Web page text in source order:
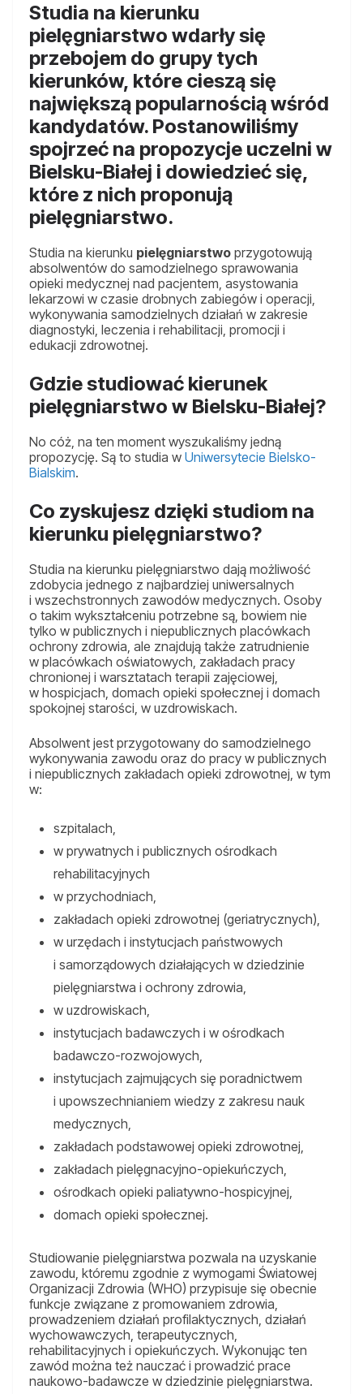
Studia na kierunku
pielęgniarstwo wdarły się
przebojem do grupy tych
kierunków, które cieszą się
największą popularnością wśród
kandydatów. Postanowiliśmy
spojrzeć na propozycje uczelni w
Bielsku-Białej i dowiedzieć się,
które z nich proponują
pielęgniarstwo.
Studia na kierunku pielęgniarstwo przygotowują
absolwentów do samodzielnego sprawowania
opieki medycznej nad pacjentem, asystowania
lekarzowi w czasie drobnych zabiegów i operacji,
wykonywania samodzielnych działań w zakresie
diagnostyki, leczenia i rehabilitacji, promocji i
edukacji zdrowotnej.
Gdzie studiować kierunek
pielęgniarstwo w Bielsku-Białej?
No cóż, na ten moment wyszukaliśmy jedną
propozycję. Są to studia w Uniwersytecie Bielsko-
Bialskim.
Co zyskujesz dzięki studiom na
kierunku pielęgniarstwo?
Studia na kierunku pielęgniarstwo dają możliwość
zdobycia jednego z najbardziej uniwersalnych
i wszechstronnych zawodów medycznych. Osoby
o takim wykształceniu potrzebne są, bowiem nie
tylko w publicznych i niepublicznych placówkach
ochrony zdrowia, ale znajdują także zatrudnienie
w placówkach oświatowych, zakładach pracy
chronionej i warsztatach terapii zajęciowej,
w hospicjach, domach opieki społecznej i domach
spokojnej starości, w uzdrowiskach.
Absolwent jest przygotowany do samodzielnego
wykonywania zawodu oraz do pracy w publicznych
i niepublicznych zakładach opieki zdrowotnej, w tym
w:
szpitalach,
w prywatnych i publicznych ośrodkach
rehabilitacyjnych
w przychodniach,
zakładach opieki zdrowotnej (geriatrycznych),
w urzędach i instytucjach państwowych
i samorządowych działających w dziedzinie
pielęgniarstwa i ochrony zdrowia,
w uzdrowiskach,
instytucjach badawczych i w ośrodkach
badawczo-rozwojowych,
instytucjach zajmujących się poradnictwem
i upowszechnianiem wiedzy z zakresu nauk
medycznych,
zakładach podstawowej opieki zdrowotnej,
zakładach pielęgnacyjno-opiekuńczych,
ośrodkach opieki paliatywno-hospicyjnej,
domach opieki społecznej.
Studiowanie pielęgniarstwa pozwala na uzyskanie
zawodu, któremu zgodnie z wymogami Światowej
Organizacji Zdrowia (WHO) przypisuje się obecnie
funkcje związane z promowaniem zdrowia,
prowadzeniem działań profilaktycznych, działań
wychowawczych, terapeutycznych,
rehabilitacyjnych i opiekuńczych. Wykonując ten
zawód można też nauczać i prowadzić prace
naukowo-badawcze w dziedzinie pielęgniarstwa.